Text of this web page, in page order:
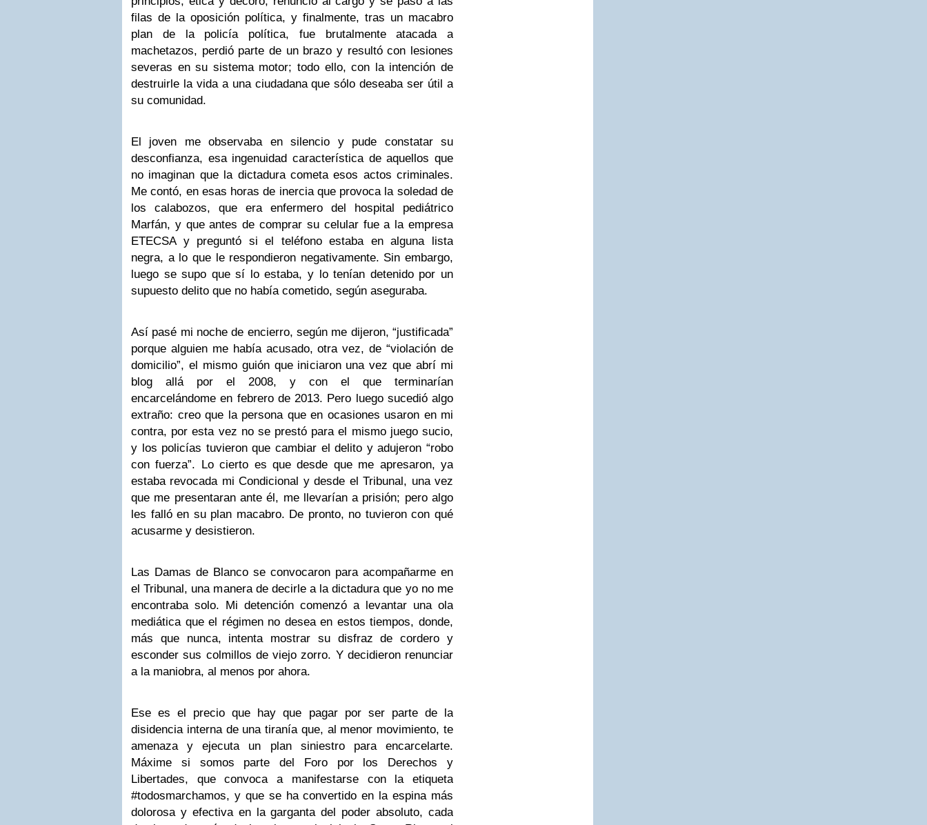
filas de la oposición política, y finalmente, tras un macabro
plan de la policía política, fue brutalmente atacada a
machetazos, perdió parte de un brazo y resultó con lesiones
severas en su sistema motor; todo ello, con la intención de
destruirle la vida a una ciudadana que sólo deseaba ser útil a
su comunidad.
El joven me observaba en silencio y pude constatar su
desconfianza, esa ingenuidad característica de aquellos que
no imaginan que la dictadura cometa esos actos criminales.
Me contó, en esas horas de inercia que provoca la soledad de
los calabozos, que era enfermero del hospital pediátrico
Marfán, y que antes de comprar su celular fue a la empresa
ETECSA y preguntó si el teléfono estaba en alguna lista
negra, a lo que le respondieron negativamente. Sin embargo,
luego se supo que sí lo estaba, y lo tenían detenido por un
supuesto delito que no había cometido, según aseguraba.
Así pasé mi noche de encierro, según me dijeron, “justificada”
porque alguien me había acusado, otra vez, de “violación de
domicilio”, el mismo guión que iniciaron una vez que abrí mi
blog allá por el 2008, y con el que terminarían
encarcelándome en febrero de 2013. Pero luego sucedió algo
extraño: creo que la persona que en ocasiones usaron en mi
contra, por esta vez no se prestó para el mismo juego sucio,
y los policías tuvieron que cambiar el delito y adujeron “robo
con fuerza”. Lo cierto es que desde que me apresaron, ya
estaba revocada mi Condicional y desde el Tribunal, una vez
que me presentaran ante él, me llevarían a prisión; pero algo
les falló en su plan macabro. De pronto, no tuvieron con qué
acusarme y desistieron.
Las Damas de Blanco se convocaron para acompañarme en
el Tribunal, una manera de decirle a la dictadura que yo no me
encontraba solo. Mi detención comenzó a levantar una ola
mediática que el régimen no desea en estos tiempos, donde,
más que nunca, intenta mostrar su disfraz de cordero y
esconder sus colmillos de viejo zorro. Y decidieron renunciar
a la maniobra, al menos por ahora.
Ese es el precio que hay que pagar por ser parte de la
disidencia interna de una tiranía que, al menor movimiento, te
amenaza y ejecuta un plan siniestro para encarcelarte.
Máxime si somos parte del Foro por los Derechos y
Libertades, que convoca a manifestarse con la etiqueta
#todosmarchamos, y que se ha convertido en la espina más
dolorosa y efectiva en la garganta del poder absoluto, cada